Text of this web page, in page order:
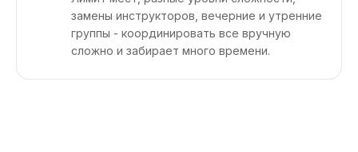
замены инструкторов, вечерние и утренние
группы - координировать все вручную
сложно и забирает много времени.